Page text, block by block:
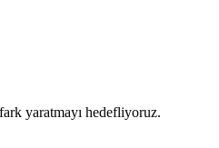
yaratmayı hedefliyoruz.